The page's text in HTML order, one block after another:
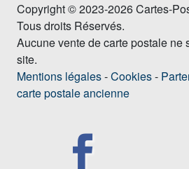
Copyright © 2023-2026 Cartes-
Tous droits Réservés.
Aucune vente de carte postale ne
site.
Mentions légales-Cookies-
carte postale ancienne